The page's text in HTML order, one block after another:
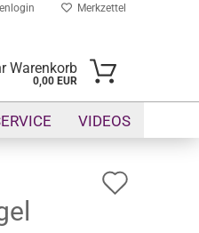
Merkzettel
Warenkorb
0,00 EUR
VIDEOS